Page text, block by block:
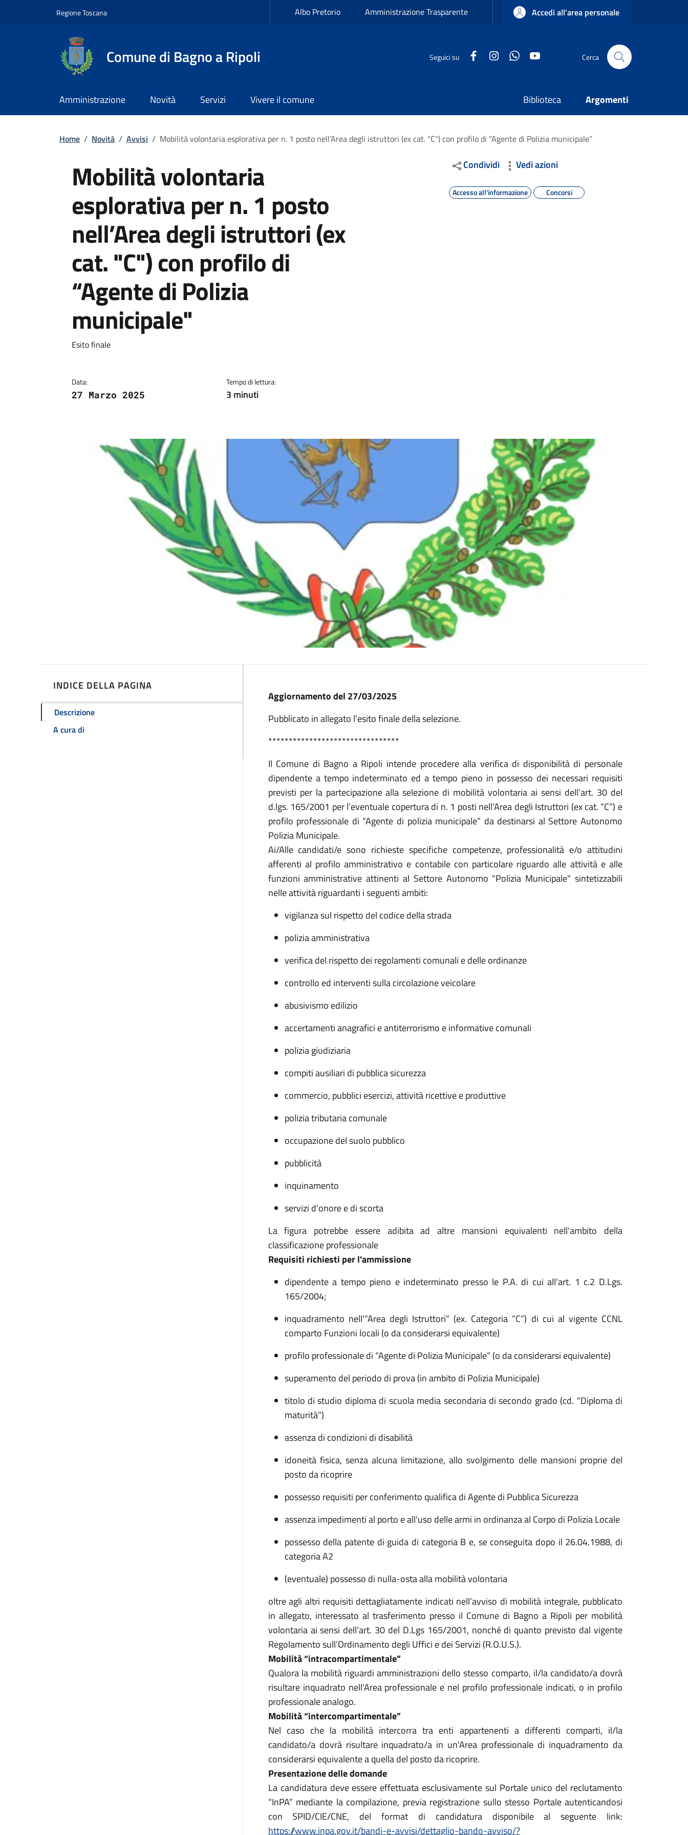
Regione ToscanaSlim top Albo Pretorio Amministrazione Trasparente Accedi all'area personale
Comune di Bagno a Ripoli Seguici su FacebookInstagramWhatsApp Cerca
Amministrazione Novità Servizi Vivere il comune Biblioteca Argomenti
Briciole di pane
Home / Novità / Avvisi / Mobilità volontaria esplorativa per n. 1 posto nell’Area degli istruttori (ex cat. "C") con profilo di “Agente di Polizia municipale"
Mobilità volontaria
esplorativa per n. 1 posto
nell’Area degli istruttori (ex
cat. "C") con profilo di
“Agente di Polizia
municipale"
Dettagli
Descrizione breve
Esito finale
Data:
27 Marzo 2025
Tempo di lettura:
3 minuti
Condividi Vedi azioni
Accesso all'informazione Concorsi
INDICE DELLA PAGINA
Descrizione
A cura di
Descrizione
Aggiornamento del 27/03/2025
Pubblicato in allegato l'esito finale della selezione.
********************************
Il Comune di Bagno a Ripoli intende procedere alla verifica di disponibilità di personale
dipendente a tempo indeterminato ed a tempo pieno in possesso dei necessari requisiti
previsti per la partecipazione alla selezione di mobilità volontaria ai sensi dell’art. 30 del
d.lgs. 165/2001 per l’eventuale copertura di n. 1 posti nell’Area degli Istruttori (ex cat. “C”) e
profilo professionale di “Agente di polizia municipale” da destinarsi al Settore Autonomo
Polizia Municipale.
Ai/Alle candidati/e sono richieste specifiche competenze, professionalità e/o attitudini
afferenti al profilo amministrativo e contabile con particolare riguardo alle attività e alle
funzioni amministrative attinenti al Settore Autonomo "Polizia Municipale" sintetizzabili
nelle attività riguardanti i seguenti ambiti:
vigilanza sul rispetto del codice della strada
polizia amministrativa
verifica del rispetto dei regolamenti comunali e delle ordinanze
controllo ed interventi sulla circolazione veicolare
abusivismo edilizio
accertamenti anagrafici e antiterrorismo e informative comunali
polizia giudiziaria
compiti ausiliari di pubblica sicurezza
commercio, pubblici esercizi, attività ricettive e produttive
polizia tributaria comunale
occupazione del suolo pubblico
pubblicità
inquinamento
servizi d'onore e di scorta
La figura potrebbe essere adibita ad altre mansioni equivalenti nell'ambito della
classificazione professionale
Requisiti richiesti per l'ammissione
dipendente a tempo pieno e indeterminato presso le P.A. di cui all'art. 1 c.2 D.Lgs.
165/2004;
inquadramento nell'”Area degli Istruttori” (ex. Categoria “C”) di cui al vigente CCNL
comparto Funzioni locali (o da considerarsi equivalente)
profilo professionale di “Agente di Polizia Municipale” (o da considerarsi equivalente)
superamento del periodo di prova (in ambito di Polizia Municipale)
titolo di studio diploma di scuola media secondaria di secondo grado (cd. "Diploma di
maturità")
assenza di condizioni di disabilità
idoneità fisica, senza alcuna limitazione, allo svolgimento delle mansioni proprie del
posto da ricoprire
possesso requisiti per conferimento qualifica di Agente di Pubblica Sicurezza
assenza impedimenti al porto e all'uso delle armi in ordinanza al Corpo di Polizia Locale
possesso della patente di guida di categoria B e, se conseguita dopo il 26.04.1988, di
categoria A2
(eventuale) possesso di nulla-osta alla mobilità volontaria
oltre agli altri requisiti dettagliatamente indicati nell’avviso di mobilità integrale, pubblicato
in allegato, interessato al trasferimento presso il Comune di Bagno a Ripoli per mobilità
volontaria ai sensi dell’art. 30 del D.Lgs 165/2001, nonché di quanto previsto dal vigente
Regolamento sull’Ordinamento degli Uffici e dei Servizi (R.O.U.S.).
Mobilità “intracompartimentale”
Qualora la mobilità riguardi amministrazioni dello stesso comparto, il/la candidato/a dovrà
risultare inquadrato nell'Area professionale e nel profilo professionale indicati, o in profilo
professionale analogo.
Mobilità “intercompartimentale”
Nel caso che la mobilità intercorra tra enti appartenenti a differenti comparti, il/la
candidato/a dovrà risultare inquadrato/a in un'Area professionale di inquadramento da
considerarsi equivalente a quella del posto da ricoprire.
Presentazione delle domande
La candidatura deve essere effettuata esclusivamente sul Portale unico del reclutamento
“InPA” mediante la compilazione, previa registrazione sullo stesso Portale autenticandosi
con SPID/CIE/CNE, del format di candidatura disponibile al seguente link:
https://www.inpa.gov.it/bandi-e-avvisi/dettaglio-bando-avviso/?